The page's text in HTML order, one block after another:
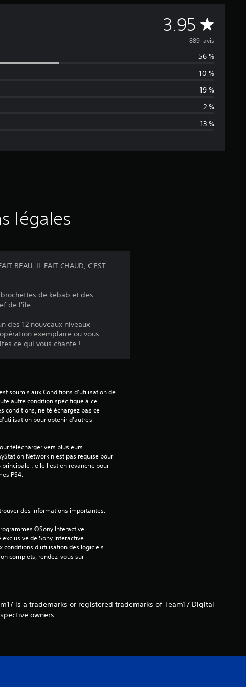
3.95 M
o
y
e
n
n
e
s
889 avis
56 %
10 %
19 %
2 %
13 %
légales
BEAU, IL FAIT CHAUD, C'EST
de kebab et des
de l'île.
des 12 nouveaux niveaux
exemplaire ou vous
ce qui vous chante !
soumis aux Conditions d'utilisation de
autre condition spécifique à ce
conditions, ne téléchargez pas ce
pour obtenir d'autres
télécharger vers plusieurs
Network n'est pas requise pour
; elle l'est en revanche pour
PS4.
des informations importantes.
©Sony Interactive
de Sony Interactive
conditions d’utilisation des logiciels.
complets, rendez-vous sur
is a trademarks or registered trademarks of Team17 Digital
owners.